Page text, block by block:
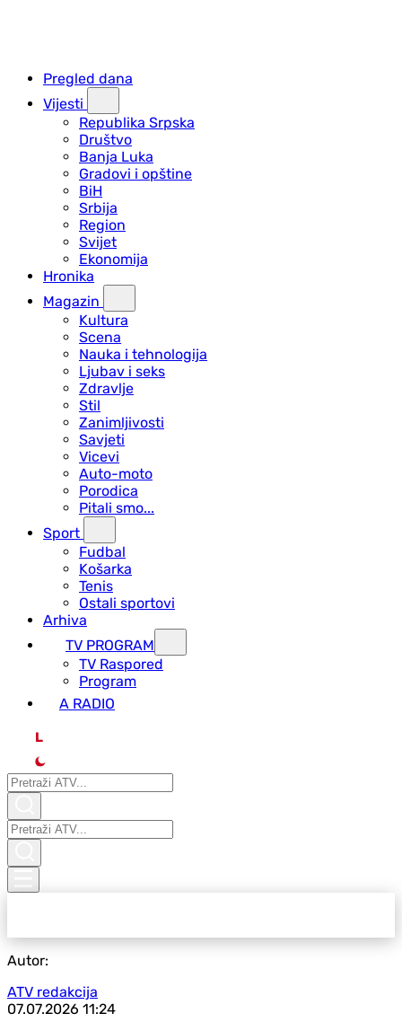
Pregled dana
Vijesti
Republika Srpska
Društvo
Banja Luka
Gradovi i opštine
BiH
Srbija
Region
Svijet
Ekonomija
Hronika
Magazin
Kultura
Scena
Nauka i tehnologija
Ljubav i seks
Zdravlje
Stil
Zanimljivosti
Savjeti
Vicevi
Auto-moto
Porodica
Pitali smo...
Sport
Fudbal
Košarka
Tenis
Ostali sportovi
Arhiva
TV PROGRAM
ТV Raspored
Program
A RADIO
L
Autor:
ATV redakcija
07.07.2026 11:24